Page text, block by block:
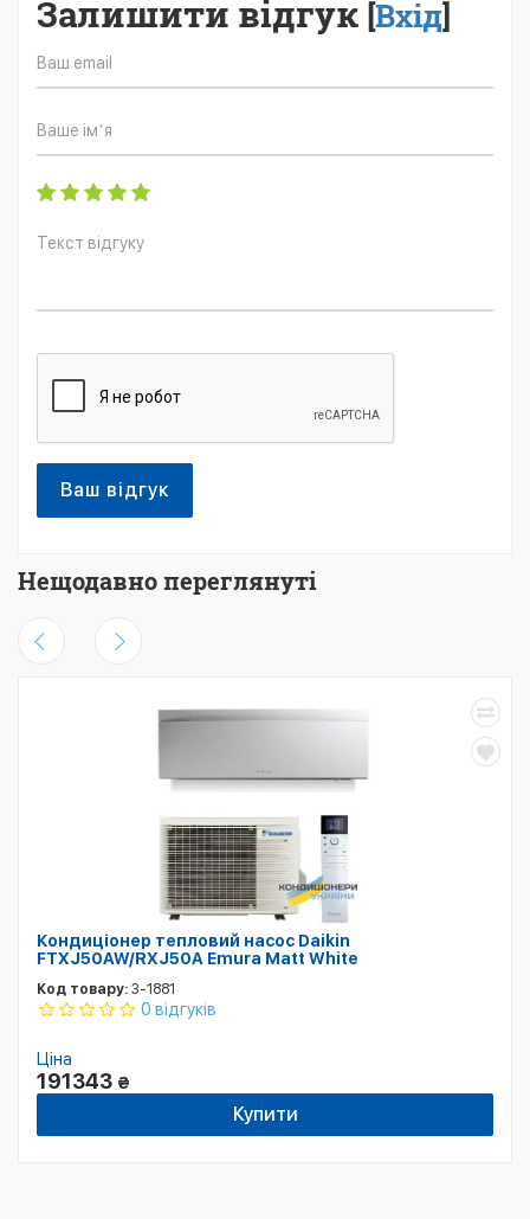
Залишити відгук [Вхід]
Ваш відгук
Нещодавно переглянуті
Кондиціонер тепловий насос Daikin
FTXJ50AW/RXJ50A Emura Matt White
Код товару: 3-1881
0 відгуків
Ціна
191343 ₴
Купити